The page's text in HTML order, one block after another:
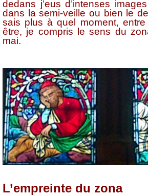
dedans j’eus d’intenses
dans la semi-veille ou bien le
sais plus à quel moment,
être, je compris le sens du
mai.
L’empreinte du zona